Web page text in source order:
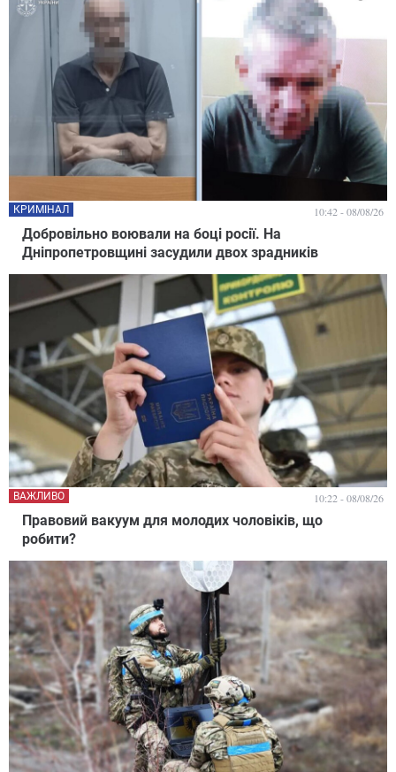
Добровільно воювали на боці росії. На
Дніпропетровщині засудили двох зрадників
КРИМІНАЛ 10:42 - 08/08/26
Правовий вакуум для молодих чоловіків, що
робити?
ВАЖЛИВО 10:22 - 08/08/26